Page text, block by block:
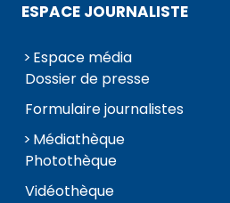
ESPACE JOURNALISTE
Espace média
Dossier de presse
Formulaire journalistes
Médiathèque
Photothèque
Vidéothèque